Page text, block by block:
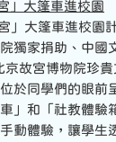
」大篷車進校園
大篷車進校園
獨家捐助、中國
故宮博物院珍
於同學們的眼前
」和「社教體驗
動體驗，讓學生